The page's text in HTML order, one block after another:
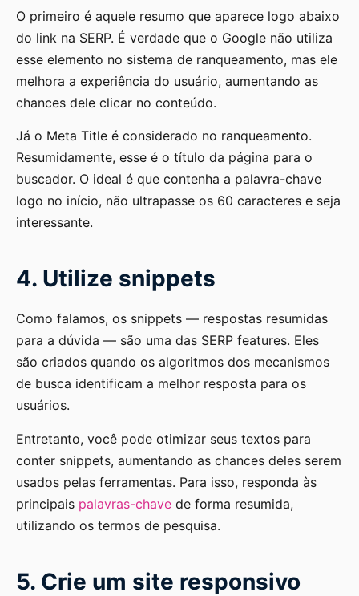
O primeiro é aquele resumo que aparece logo abaixo
do link na SERP. É verdade que o Google não utiliza
esse elemento no sistema de ranqueamento, mas ele
melhora a experiência do usuário, aumentando as
chances dele clicar no conteúdo.
Já o Meta Title é considerado no ranqueamento.
Resumidamente, esse é o título da página para o
buscador. O ideal é que contenha a palavra-chave
logo no início, não ultrapasse os 60 caracteres e seja
interessante.
4. Utilize snippets
Como falamos, os snippets — respostas resumidas
para a dúvida — são uma das SERP features. Eles
são criados quando os algoritmos dos mecanismos
de busca identificam a melhor resposta para os
usuários.
Entretanto, você pode otimizar seus textos para
conter snippets, aumentando as chances deles serem
usados pelas ferramentas. Para isso, responda às
principais palavras-chave de forma resumida,
utilizando os termos de pesquisa.
5. Crie um site responsivo